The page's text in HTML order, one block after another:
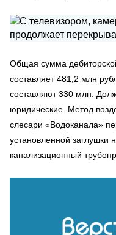
Общая сумма
составляет 481,2 млн
составляют 330 млн.
юридические. Метод
слесари «Водоканала»
установленной заглушки
канализационный